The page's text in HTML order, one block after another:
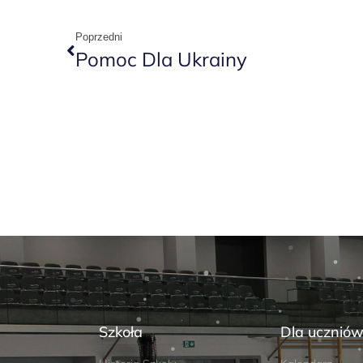
Poprzedni
Pomoc Dla Ukrainy
Szkoła Dla